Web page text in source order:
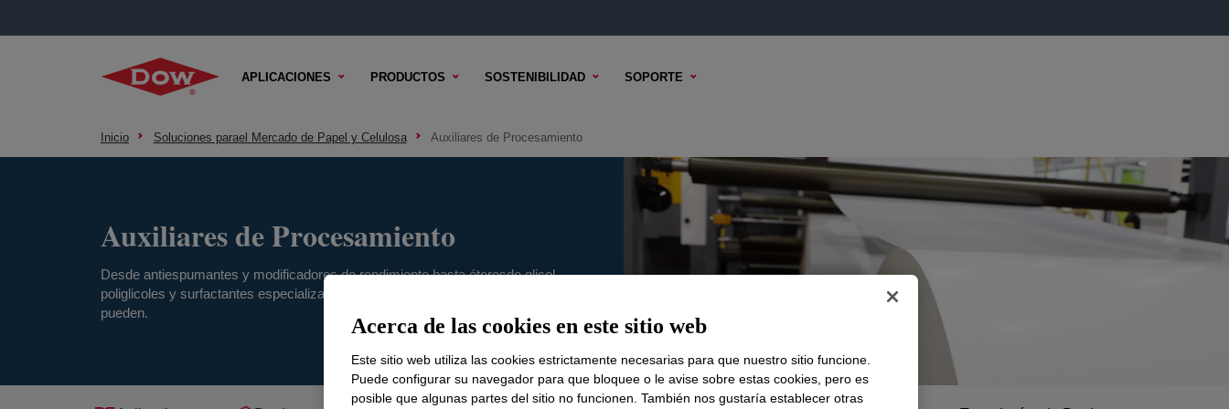
APLICACIONES PRODUCTOS SOSTENIBILIDAD SOPORTE
Inicio Soluciones parael Mercado de Papel y Celulosa Auxiliares de Procesamiento
Auxiliares de Procesamiento
Desde antiespumantes y modificadores de rendimiento hasta éteresde glicol,
poliglicoles y surfactantes especializados, hablemos sobre cómo los formuladores
pueden.
Acerca de las cookies en este sitio web
Este sitio web utiliza las cookies estrictamente necesarias para que nuestro sitio funcione.
Puede configurar su navegador para que bloquee o le avise sobre estas cookies, pero es
posible que algunas partes del sitio no funcionen. También nos gustaría establecer otras